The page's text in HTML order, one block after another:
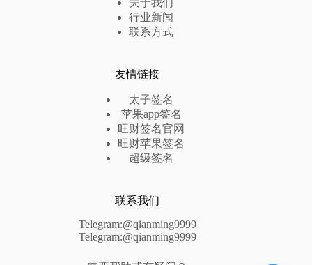
行业新闻
联系方式
友情链接
太子签名
苹果app签名
旺财签名官网
旺财苹果签名
超级签名
联系我们
Telegram:@qianming9999
Telegram:@qianming9999